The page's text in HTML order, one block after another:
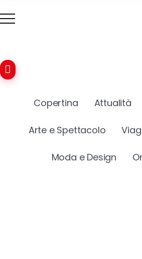
Copertina Attualità
Arte e Spettacolo
Moda e Design